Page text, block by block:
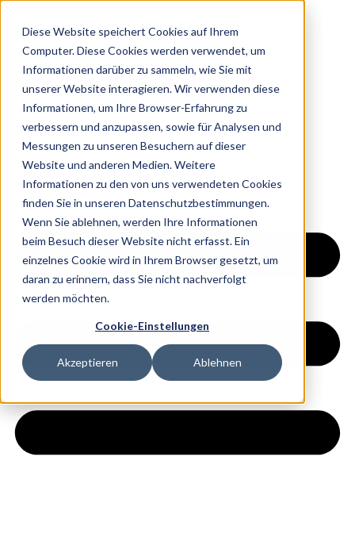
Diese Website speichert Cookies auf Ihrem
Computer. Diese Cookies werden verwendet, um
Informationen darüber zu sammeln, wie Sie mit
unserer Website interagieren. Wir verwenden diese
Informationen, um Ihre Browser-Erfahrung zu
verbessern und anzupassen, sowie für Analysen und
Messungen zu unseren Besuchern auf dieser
Website und anderen Medien. Weitere
Informationen zu den von uns verwendeten Cookies
finden Sie in unseren Datenschutzbestimmungen.
Wenn Sie ablehnen, werden Ihre Informationen
beim Besuch dieser Website nicht erfasst. Ein
einzelnes Cookie wird in Ihrem Browser gesetzt, um
daran zu erinnern, dass Sie nicht nachverfolgt
werden möchten.
Cookie-Einstellungen
Akzeptieren Ablehnen
Home
Über Uns
Ratgeber
Kontakt
Jetzt Starten